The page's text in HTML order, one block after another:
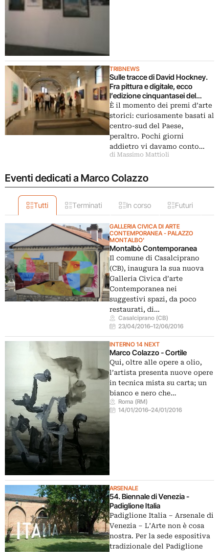
TRIBNEWS
Sulle tracce di David Hockney.
Fra pittura e digitale, ecco
l’edizione cinquantasei del
Premio Termoli: qui tutti i
vincitori e le foto dell’opening…
È il momento dei premi d’arte
storici: curiosamente basati al
centro-sud del Paese,
peraltro. Pochi giorni
addietro vi davamo conto…
di Massimo Mattioli
Eventi dedicati a Marco Colazzo
Tutti Terminati In corso Futuri
GALLERIA CIVICA DI ARTE
CONTEMPORANEA - PALAZZO
MONTALBO'
Montalbò Contemporanea
Il comune di Casalciprano
(CB), inaugura la sua nuova
Galleria Civica d’arte
Contemporanea nei
suggestivi spazi, da poco
restaurati, di…
Casalciprano (CB)
23/04/2016–12/06/2016
INTERNO 14 NEXT
Marco Colazzo - Cortile
Qui, oltre alle opere a olio,
l’artista presenta nuove opere
in tecnica mista su carta; un
bianco e nero che…
Roma (RM)
14/01/2016–24/01/2016
ARSENALE
54. Biennale di Venezia -
Padiglione Italia
Padiglione Italia – Arsenale di
Venezia – L’Arte non è cosa
nostra. Per la sede espositiva
tradizionale del Padiglione